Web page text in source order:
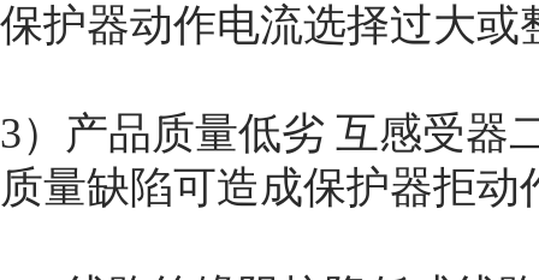
保护器动作电流选择过大
3）产品质量低劣 互感受器
质量缺陷可造成保护器拒动